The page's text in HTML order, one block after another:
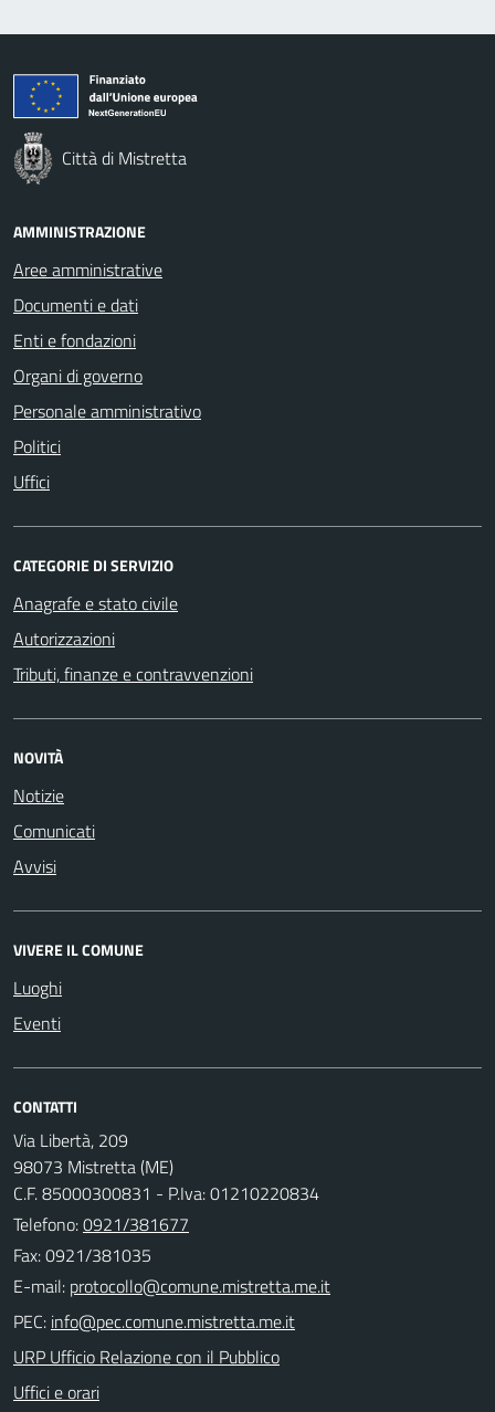
Città di Mistretta
AMMINISTRAZIONE
Aree amministrative
Documenti e dati
Enti e fondazioni
Organi di governo
Personale amministrativo
Politici
Uffici
CATEGORIE DI SERVIZIO
Anagrafe e stato civile
Autorizzazioni
Tributi, finanze e contravvenzioni
NOVITÀ
Notizie
Comunicati
Avvisi
VIVERE IL COMUNE
Luoghi
Eventi
CONTATTI
Via Libertà, 209
98073 Mistretta (ME)
C.F. 85000300831 - P.Iva: 01210220834
Telefono:0921/381677
Fax: 0921/381035
E-mail:
PEC:
URP Ufficio Relazione con il Pubblico
Uffici e orari